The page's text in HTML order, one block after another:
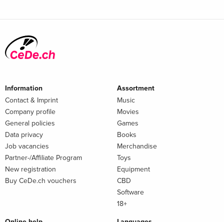
Information
Contact & Imprint
Company profile
General policies
Data privacy
Job vacancies
Partner-/Affiliate Program
New registration
Buy CeDe.ch vouchers
Assortment
Music
Movies
Games
Books
Merchandise
Toys
Equipment
CBD
Software
18+